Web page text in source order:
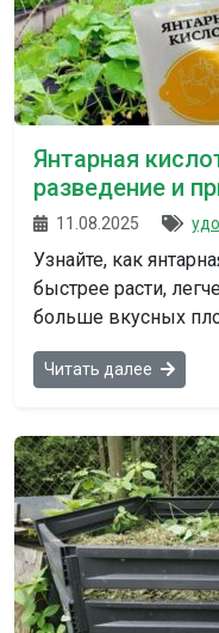
Янтарная
разведение и
11.08.2025
Узнайте, как
быстрее расти,
больше вкусных
Читать далее